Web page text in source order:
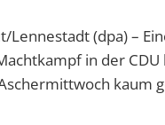
Lennestadt (dpa) –
in der
kaum